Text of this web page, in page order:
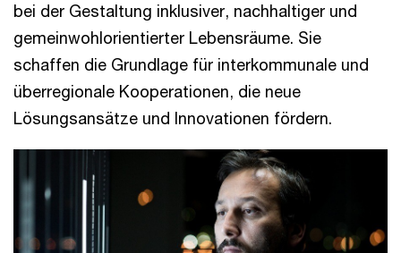
bei der Gestaltung inklusiver, nachhaltiger und
gemeinwohlorientierter Lebensräume. Sie
schaffen die Grundlage für interkommunale und
überregionale Kooperationen, die neue
Lösungsansätze und Innovationen fördern.